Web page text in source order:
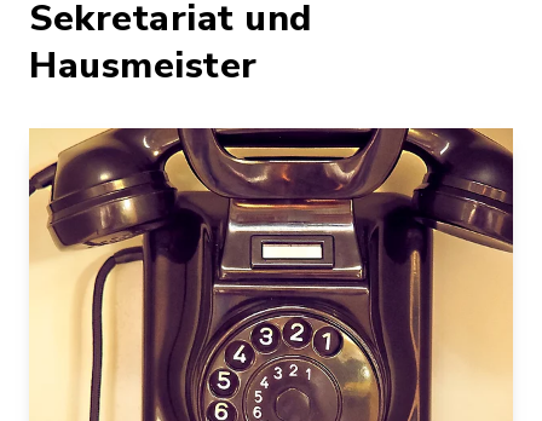
Sekretariat und
Hausmeister